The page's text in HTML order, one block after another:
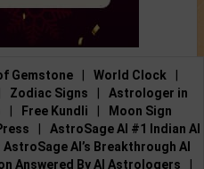
Gemstone World Clock
Zodiac Signs
Astrologer in
Free Kundli
Moon Sign
AstroSage AI #1 Indian AI
AI’s Breakthrough AI
Answered By AI Astrologers